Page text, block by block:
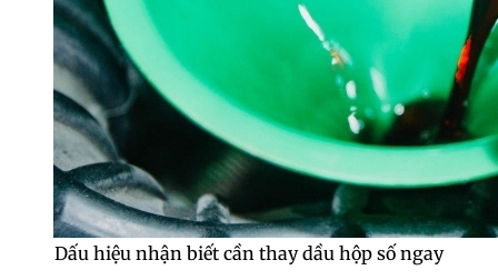
Dấu hiệu nhận biết cần thay dầu hộp số ngay